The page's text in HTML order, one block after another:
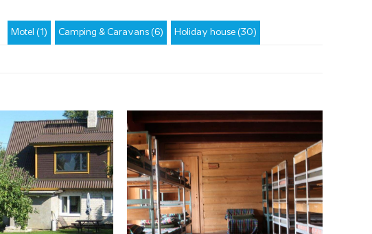
Motel (1) Camping & Caravans (6) Holiday house (30)